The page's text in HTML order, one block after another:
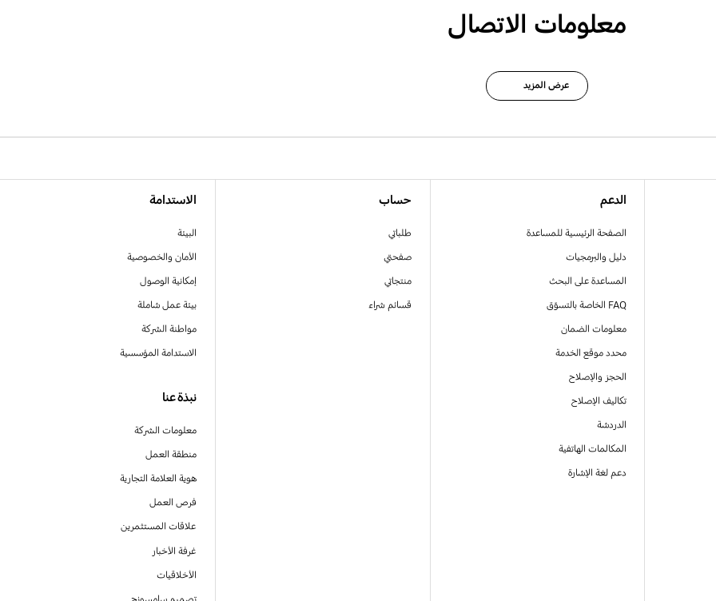
معلومات الاتصال
عرض المزيد
الدعم
الصفحة الرئيسية للمساعدة
دليل والبرمجيات
المساعدة على البحث
FAQ الخاصة بالتسوّق
معلومات الضمان
محدد موقع الخدمة
الحجز والإصلاح
تكاليف الإصلاح
الدردشة
المكالمات الهاتفية
دعم لغة الإشارة
حساب
طلباتي
صفحتي
منتجاتي
قسائم شراء
الاستدامة
البيئة
الأمان والخصوصية
إمكانية الوصول
بيئة عمل شاملة
مواطنة الشركة
الاستدامة المؤسسية
نبذة عنا
معلومات الشركة
منطقة العمل
هوية العلامة التجارية
فرص العمل
علاقات المستثمرين
غرفة الأخبار
الأخلاقيات